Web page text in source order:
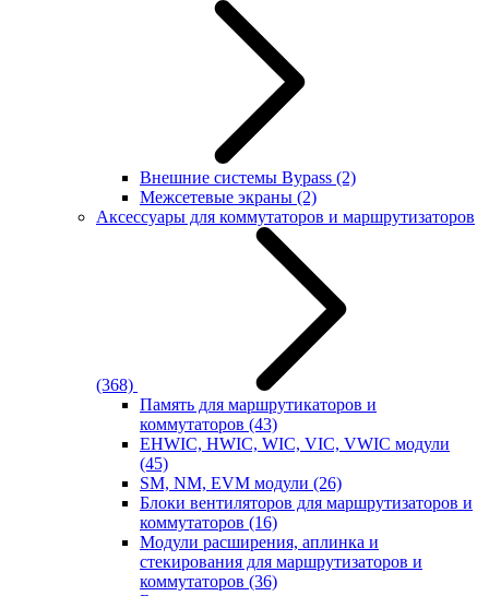
Внешние системы Bypass (2)
Межсетевые экраны (2)
Аксессуары для коммутаторов и маршрутизаторов
(368)
Память для маршрутикаторов и
коммутаторов (43)
EHWIC, HWIC, WIC, VIC, VWIC модули
(45)
SM, NM, EVM модули (26)
Блоки вентиляторов для маршрутизаторов и
коммутаторов (16)
Модули расширения, аплинка и
стекирования для маршрутизаторов и
коммутаторов (36)